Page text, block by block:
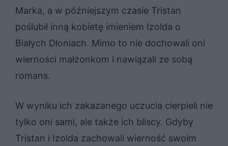
Marka, a w późniejszym czasie Tristan
poślubił inną kobietę imieniem Izolda o
Białych Dłoniach. Mimo to nie dochowali oni
wierności małżonkom i nawiązali ze sobą
romans.
W wyniku ich zakazanego uczucia cierpieli nie
tylko oni sami, ale także ich bliscy. Gdyby
Tristan i Izolda zachowali wierność swoim